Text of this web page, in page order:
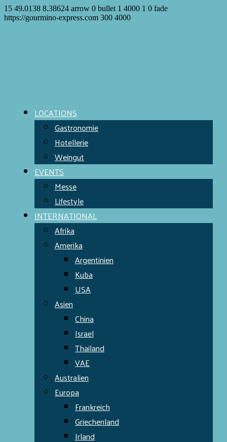
15 49.0138 8.38624 arrow 0 bullet 1 4000 1 0 fade
https://gourmino-express.com 300 4000
LOCATIONS
Gastronomie
Hotellerie
Weingut
EVENTS
Messe
Lifestyle
INTERNATIONAL
Afrika
Amerika
Argentinien
Kuba
USA
Asien
China
Israel
Thailand
VAE
Australien
Europa
Frankreich
Griechenland
Irland